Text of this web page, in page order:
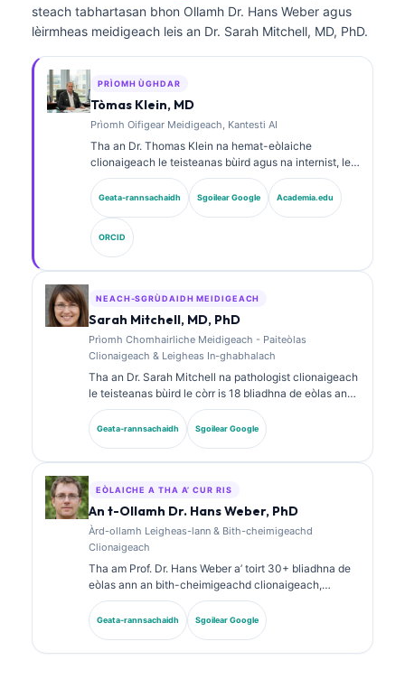
steach tabhartasan bhon Ollamh Dr. Hans Weber agus
lèirmheas meidigeach leis an Dr. Sarah Mitchell, MD, PhD.
PRÌOMH ÙGHDAR
Tòmas Klein, MD
Prìomh Oifigear Meidigeach, Kantesti AI
Tha an Dr. Thomas Klein na hemat-eòlaiche
clionaigeach le teisteanas bùird agus na internist, le
còrr is 15 bliadhna de eòlas ann an leigheas-lann
agus mion-sgrùdadh clionaigeach le taic bho AI. Mar
Àrd Oifigear Meidigeach aig Kantesti AI, tha e a’ toirt
seachad stiùireadh clionaigeach air cruinneas
meidigeach an lìonra neural prìobhaideach. Tha an
Dr. Klein air foillseachadh gu farsaing air mìneachadh
bith-chomharraidhean agus breithneachadh obair-
lann air cuspairean ann an leigheas-lann.
Geata-rannsachaidh Sgoilear Google Academia.edu
ORCID
NEACH-SGRÙDAIDH MEIDIGEACH
Sarah Mitchell, MD, PhD
Prìomh Chomhairliche Meidigeach - Paiteòlas
Clionaigeach & Leigheas In-ghabhalach
Tha an Dr. Sarah Mitchell na pathologist clionaigeach
le teisteanas bùird le còrr is 18 bliadhna de eòlas ann
an leigheas-lann agus mion-sgrùdadh
breithneachaidh. Tha teisteanasan sònraichte aice
ann an ceimigeachd clionaigeach agus tha i air
clionaigeach.
Geata-rannsachaidh Sgoilear Google
EÒLAICHE A THA A’ CUR RIS
An t-Ollamh Dr. Hans Weber, PhD
Àrd-ollamh Leigheas-lann & Bith-cheimigeachd
Clionaigeach
Tha am Prof. Dr. Hans Weber a’ toirt 30+ bliadhna de
eòlas ann an bith-cheimigeachd clionaigeach,
leigheas-lann, agus rannsachadh biomarkers. B’ e
seann Cheann-suidhe Comann Ceimigeachd
Clionaigeach na Gearmailt a bh’ ann, agus tha e gu
Geata-rannsachaidh Sgoilear Google